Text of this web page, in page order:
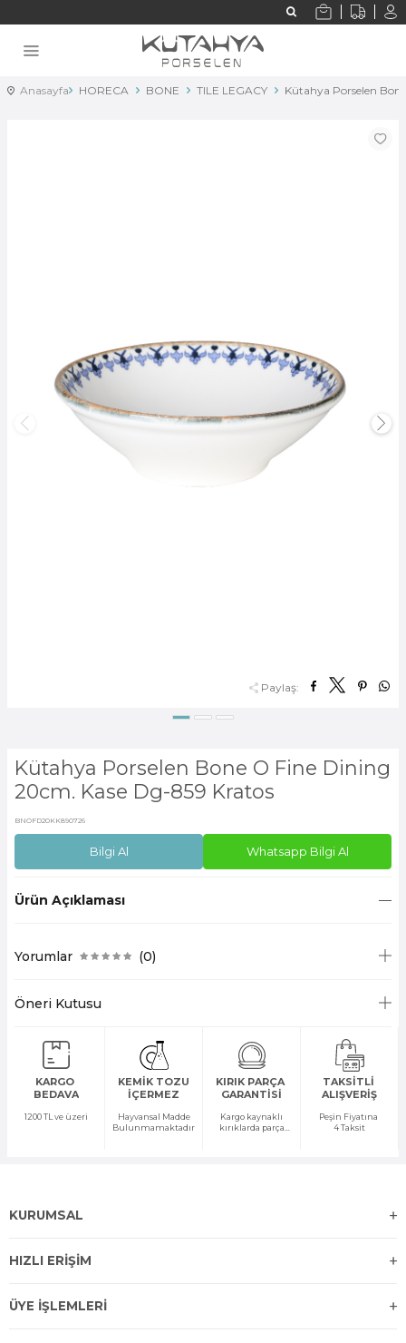
Anasayfa HORECA BONE TILE LEGACY Kütahya Porselen
Paylaş:
Kütahya Porselen Bone O Fine Dining
20cm. Kase Dg-859 Kratos
BNOFD20KK890726
Bilgi Al Whatsapp Bilgi Al
Ürün Açıklaması
Yorumlar (0)
Öneri Kutusu
KARGO
BEDAVA
1200 TL ve üzeri
KEMİK TOZU
İÇERMEZ
Hayvansal Madde
Bulunmamaktadır
KIRIK PARÇA
GARANTİSİ
Kargo kaynaklı
kırıklarda parça
TAKSİTLİ
ALIŞVERİŞ
Peşin Fiyatına
4 Taksit
KURUMSAL
HIZLI ERİŞİM
ÜYE İŞLEMLERİ